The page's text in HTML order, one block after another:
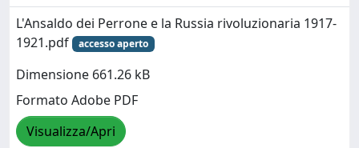
L'Ansaldo dei Perrone e la Russia rivoluzionaria 1917-
1921.pdf
accesso aperto
Dimensione 661.26 kB
Formato Adobe PDF
Visualizza/Apri